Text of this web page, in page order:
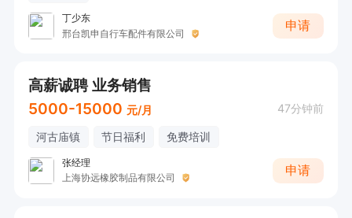
丁少东
邢台凯申自行车配件有限公司
申请
高薪诚聘 业务销售
5000-15000 元/月 47分钟前
河古庙镇 节日福利 免费培训
张经理
上海协远橡胶制品有限公司
申请